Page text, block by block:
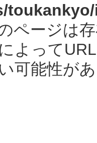
ページは
よって
可能性が